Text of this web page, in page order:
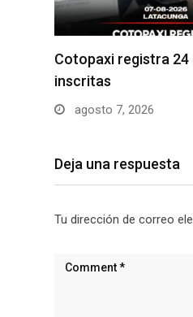
Cotopaxi registra
inscritas
agosto 7, 2026
Deja una respuesta
Tu dirección de correo